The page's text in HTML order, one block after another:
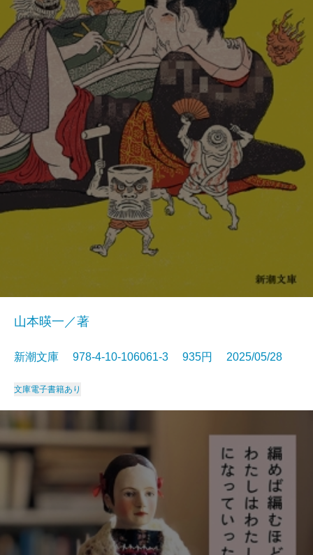
山本暎一／著
新潮文庫 978-4-10-106061-3 935円 2025/05/28
文庫電子書籍あり